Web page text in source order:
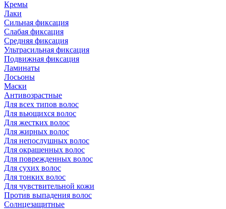
Кремы
Лаки
Сильная фиксация
Слабая фиксация
Средняя фиксация
Ультрасильная фиксация
Подвижная фиксация
Ламинаты
Лосьоны
Маски
Антивозрастные
Для всех типов волос
Для вьющихся волос
Для жестких волос
Для жирных волос
Для непослушных волос
Для окрашенных волос
Для поврежденных волос
Для сухих волос
Для тонких волос
Для чувствительной кожи
Против выпадения волос
Солнцезащитные